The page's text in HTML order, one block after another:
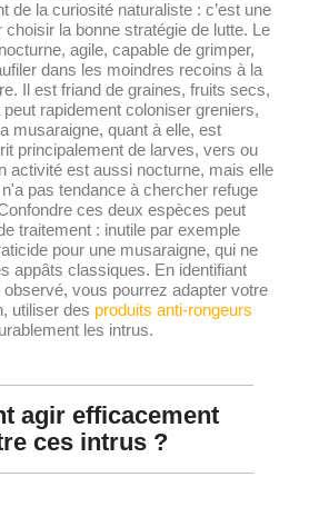
de la curiosité naturaliste : c’est une
choisir la bonne stratégie de lutte. Le
agile, capable de grimper,
dans les moindres recoins à la
Il est friand de graines, fruits secs,
rapidement coloniser greniers,
musaraigne, quant à elle, est
principalement de larves, vers ou
activité est aussi nocturne, mais elle
pas tendance à chercher refuge
ces deux espèces peut
traitement : inutile par exemple
pour une musaraigne, qui ne
appâts classiques. En identifiant
observé, vous pourrez adapter votre
utiliser des produits anti-rongeurs
les intrus.
agir efficacement
ces intrus ?